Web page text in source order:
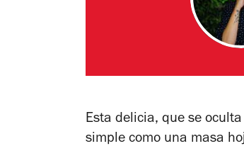
Esta delicia, que se
simple como una masa